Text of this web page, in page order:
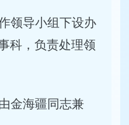
领导小组下设办
科，负责处理领
金海疆同志兼